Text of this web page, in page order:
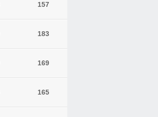
157
183
169
165